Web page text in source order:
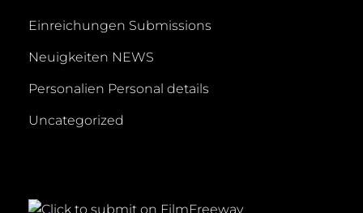
Einreichungen Submissions
Neuigkeiten NEWS
Personalien Personal details
Uncategorized